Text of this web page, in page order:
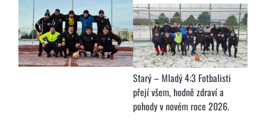
Starý – Mladý 4:3 Fotbalisti
přejí všem, hodně zdraví a
pohody v novém roce 2026.